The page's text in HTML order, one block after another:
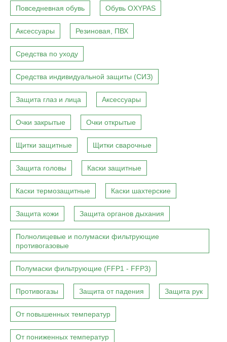
Повседневная обувь Обувь OXYPAS
Аксессуары Резиновая, ПВХ
Средства по уходу
Средства индивидуальной защиты (СИЗ)
Защита глаз и лица Аксессуары
Очки закрытые Очки открытые
Щитки защитные Щитки сварочные
Защита головы Каски защитные
Каски термозащитные Каски шахтерские
Защита кожи Защита органов дыхания
Полнолицевые и полумаски фильтрующие
противогазовые
Полумаски фильтрующие (FFP1 - FFP3)
Противогазы Защита от падения Защита рук
От повышенных температур
От пониженных температур